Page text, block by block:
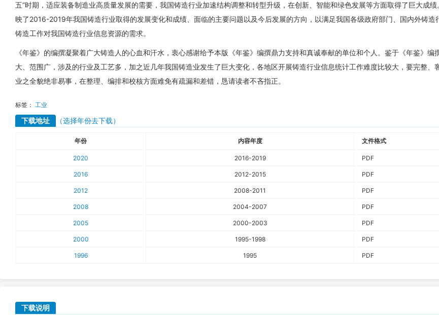
五”时期，适应装备制造业高质量发展的需要，我国铸造行业加速结构调整和转型升级，在创新、智能和绿色发展等方面取得了巨大成
映了2016-2019年我国铸造行业取得的发展变化和成绩、面临的主要问题以及今后发展的方向，以满足我国各级政府部门、国内外铸造
铸造工作对我国铸造行业信息资源的需求。
《年鉴》的编撰凝聚着广大铸造人的心血和汗水，衷心感谢给予本版《年鉴》编撰鼎力支持和真诚奉献的单位和个人。鉴于《年鉴》编
大、范围广，涉及的行业及工艺多，加之近几年我国铸造业发生了巨大变化，各地区开展铸造行业信息统计工作难度比较大，要完整、
业之全貌绝非易事，在整理、编排和校核方面难免有疏漏和差错，恳请读者不吝指正。
标签： 工业
下载地址 （选择年份去下载）
年份 内容年度 文件格式
2020 2016-2019 PDF
2016 2012-2015 PDF
2012 2008-2011 PDF
2008 2004-2007 PDF
2005 2000-2003 PDF
2000 1995-1998 PDF
1996 1995 PDF
下载说明